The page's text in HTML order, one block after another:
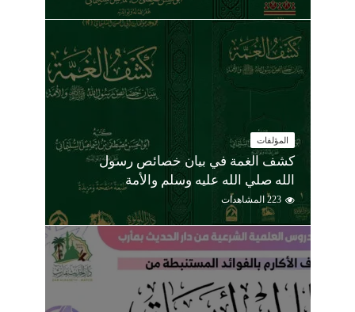
المؤلفات
كشف الغمة في بيان خصائص رسول
الله صلي الله عليه وسلم والأمة
223 المشاهدات